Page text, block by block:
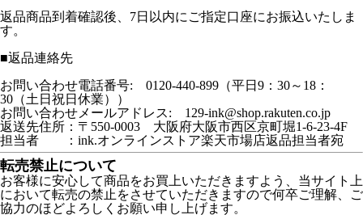
返品商品到着確認後、7日以内にご指定口座にお振込いたしま
す。
■返品連絡先
お問い合わせ電話番号: 0120-440-899（平日9：30～18：
30（土日祝日休業））
お問い合わせメールアドレス: 129-ink@shop.rakuten.co.jp
返送先住所：〒550-0003 大阪府大阪市西区京町堀1-6-23-4F
担当者 ：ink.オンラインストア楽天市場店返品担当者宛
転売禁止について
お客様に安心して商品をお買上いただきますよう、当サイト上
において転売の禁止をさせていただきますので何卒ご理解、ご
協力のほどよろしくお願い申し上げます。